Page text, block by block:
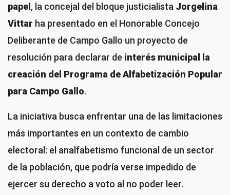
papel, la concejal del bloque justicialista Jorgelina
Vittar ha presentado en el Honorable Concejo
Deliberante de Campo Gallo un proyecto de
resolución para declarar de interés municipal la
creación del Programa de Alfabetización Popular
para Campo Gallo.
La iniciativa busca enfrentar una de las limitaciones
más importantes en un contexto de cambio
electoral: el analfabetismo funcional de un sector
de la población, que podría verse impedido de
ejercer su derecho a voto al no poder leer.